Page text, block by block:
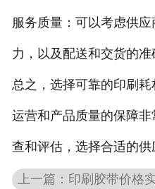
服务质量：可以考虑供
力，以及配送和交货的准
总之，选择可靠的印刷
运营和产品质量的保障
查和评估，选择合适的供
上一篇： 印刷胶带价格